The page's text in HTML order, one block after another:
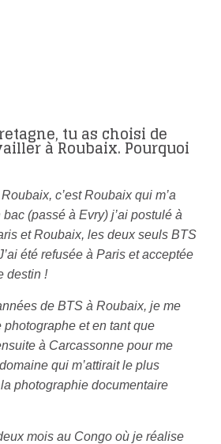
tu as choisi de
à Roubaix. Pourquoi
c’est Roubaix qui m’a
(passé à Evry) j’ai postulé à
et Roubaix, les deux seuls BTS
été refusée à Paris et acceptée
destin !
de BTS à Roubaix, je me
photographe et en tant que
à Carcassonne pour me
qui m’attirait le plus
photographie documentaire
mois au Congo où je réalise